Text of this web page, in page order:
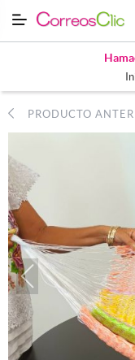
PRODUCTO